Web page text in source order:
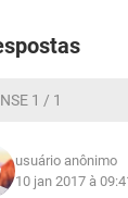
1 / 1
usuário anônimo
10 jan 2017 à